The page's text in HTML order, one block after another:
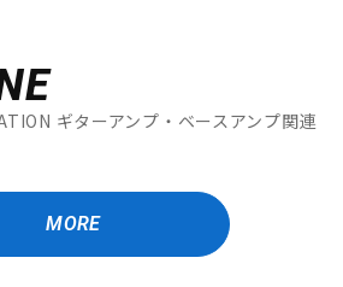
ギターアンプ・ベースアンプ関連
MORE